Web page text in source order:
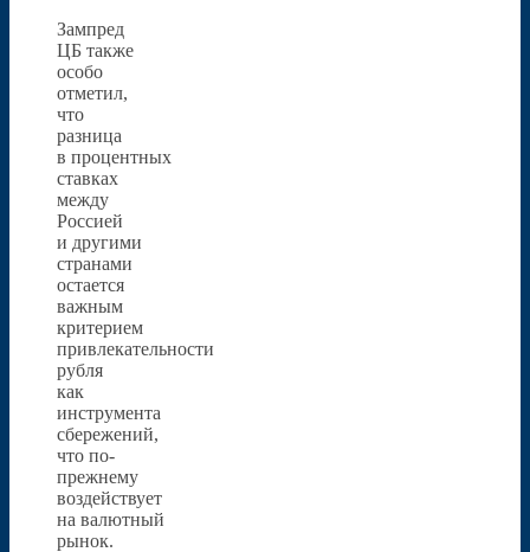
Зампред
ЦБ также
особо
отметил,
что
разница
в процентных
ставках
между
Россией
и другими
странами
остается
важным
критерием
привлекательности
рубля
как
инструмента
сбережений,
что по-
прежнему
воздействует
на валютный
рынок.